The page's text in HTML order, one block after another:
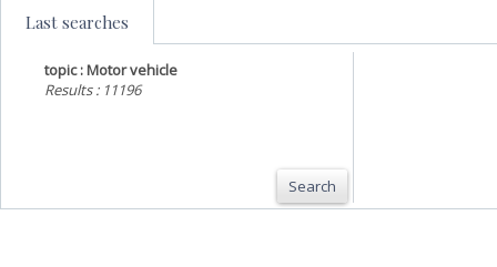
Last searches
topic : Motor vehicle
Results : 11196
Search